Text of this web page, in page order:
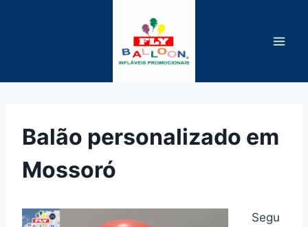
Balão personalizado em
Mossoró
Segu